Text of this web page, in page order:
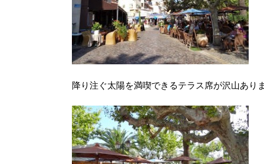
降り注ぐ太陽を満喫できるテラス席が沢山あり